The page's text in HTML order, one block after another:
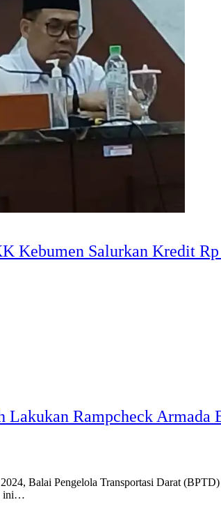
Kebumen Salurkan Kredit
Rampcheck Armada
Balai Pengelola Transportasi Darat
ini…